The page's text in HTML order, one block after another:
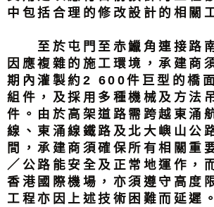
中包括合理的修改設計的相關
至於屯門至赤鱲角連接路南
因應複雜的施工環境，承建商
期內灌製約2 600件巨型的橋
組件，及採用多種機械及方法
件。由於高架道路需跨越東涌
線、東涌線鐵路及北大嶼山公
間，承建商須確保所有相關重
／公路能安全及正常地運作，
香港國際機場，亦須遵守高度
工程亦因上述技術困難而延遲